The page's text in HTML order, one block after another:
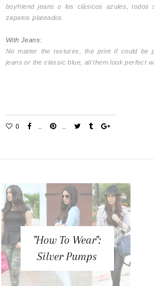
boyfriend jeans o los clásicos azules,
zapatos plateados.
With Jeans:
No matter the textures, the print if could be
jeans or the classic blue, all them look perfect
"How To Wear":
Silver Pumps